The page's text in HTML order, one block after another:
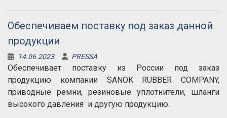
Обеспечиваем поставку под заказ данной
продукции
14.06.2023 PRESSA
Обеспечивает поставку из России под заказ
продукцию компании SANOK RUBBER COMPANY,
приводные ремни, резиновые уплотнители, шланги
высокого давления и другую продукцию.